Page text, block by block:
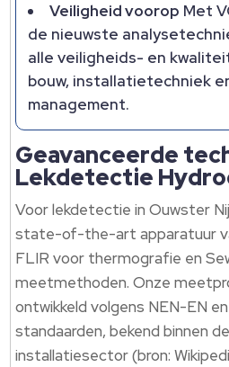
Veiligheid voorop Met
de nieuwste
alle veiligheids- en
bouw, installatietechniek
management.​
Geavanceerde
Lekdetectie
Voor lekdetectie in Ouwster
state-of-the-art apparatuur
FLIR voor thermografie en
meetmethoden.​ Onze
ontwikkeld volgens NEN-EN
standaarden, bekend binnen
installatiesector (bron: